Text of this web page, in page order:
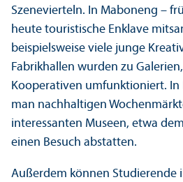
Szenevierteln. In Maboneng –
heute touristische Enklave
beispielsweise viele junge
Fabrikhallen wurden zu
Kooperativen umfunktioniert. In
man nachhaltigen
interessanten Museen, etwa
einen Besuch abstatten.
Außerdem können Studierende